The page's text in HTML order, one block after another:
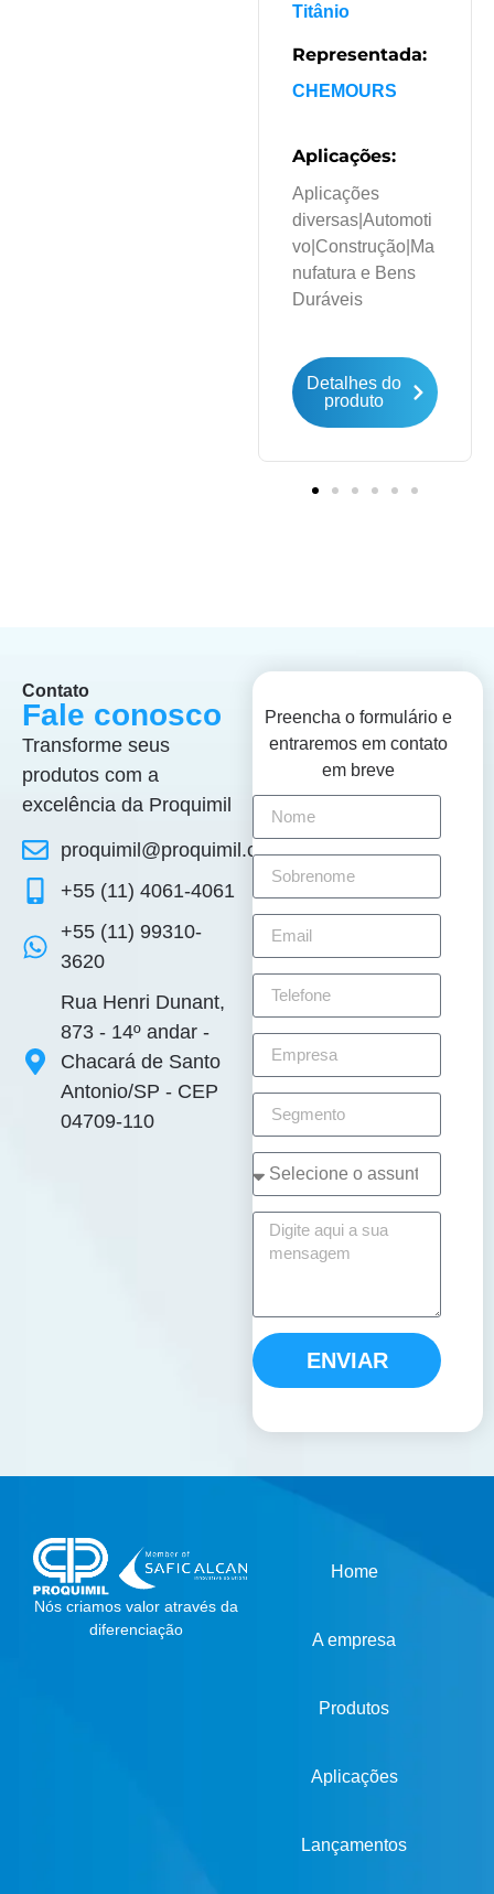
Titânio
Representada:
CHEMOURS
Aplicações:
Aplicações
diversas|Automoti
vo|Construção|Ma
nufatura e Bens
Duráveis
Detalhes do
produto
Contato
Fale conosco
Transforme seus
produtos com a
excelência da Proquimil
proquimil@proquimil.com.br
+55 (11) 4061-4061
+55 (11) 99310-
3620
Rua Henri Dunant,
873 - 14º andar -
Chacará de Santo
Antonio/SP - CEP
04709-110
Preencha o formulário e
entraremos em contato
em breve
ENVIAR
Nós criamos valor através da
diferenciação
Home
A empresa
Produtos
Aplicações
Lançamentos